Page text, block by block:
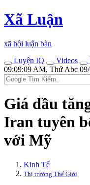
Xã Luận
xã hội luận bàn
Luyện IQ
Videos
09:09:09 AM, Thứ Abc 09/
Giá dầu
Iran tuyên
với Mỹ
Kinh Tế
Thị trường Thế Giới